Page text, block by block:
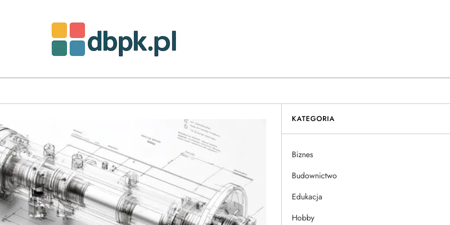
KATEGORIA
Biznes
Budownictwo
Edukacja
Hobby